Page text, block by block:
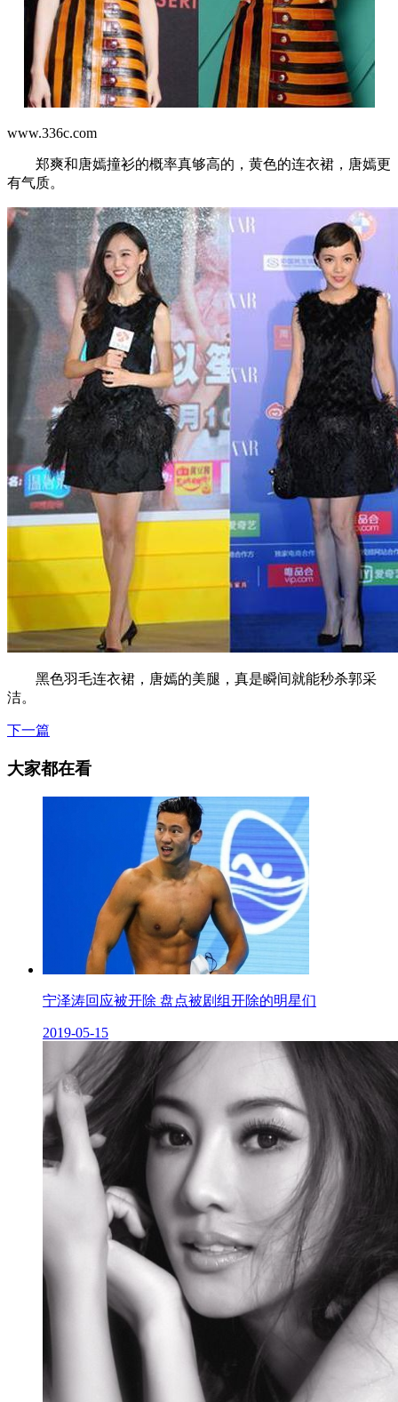
www.336c.com
郑爽和唐嫣撞衫的概率真够高的，黄色的连衣裙，唐嫣更
有气质。
黑色羽毛连衣裙，唐嫣的美腿，真是瞬间就能秒杀郭采
洁。
下一篇
大家都在看
宁泽涛回应被开除 盘点被剧组开除的明星们
2019-05-15